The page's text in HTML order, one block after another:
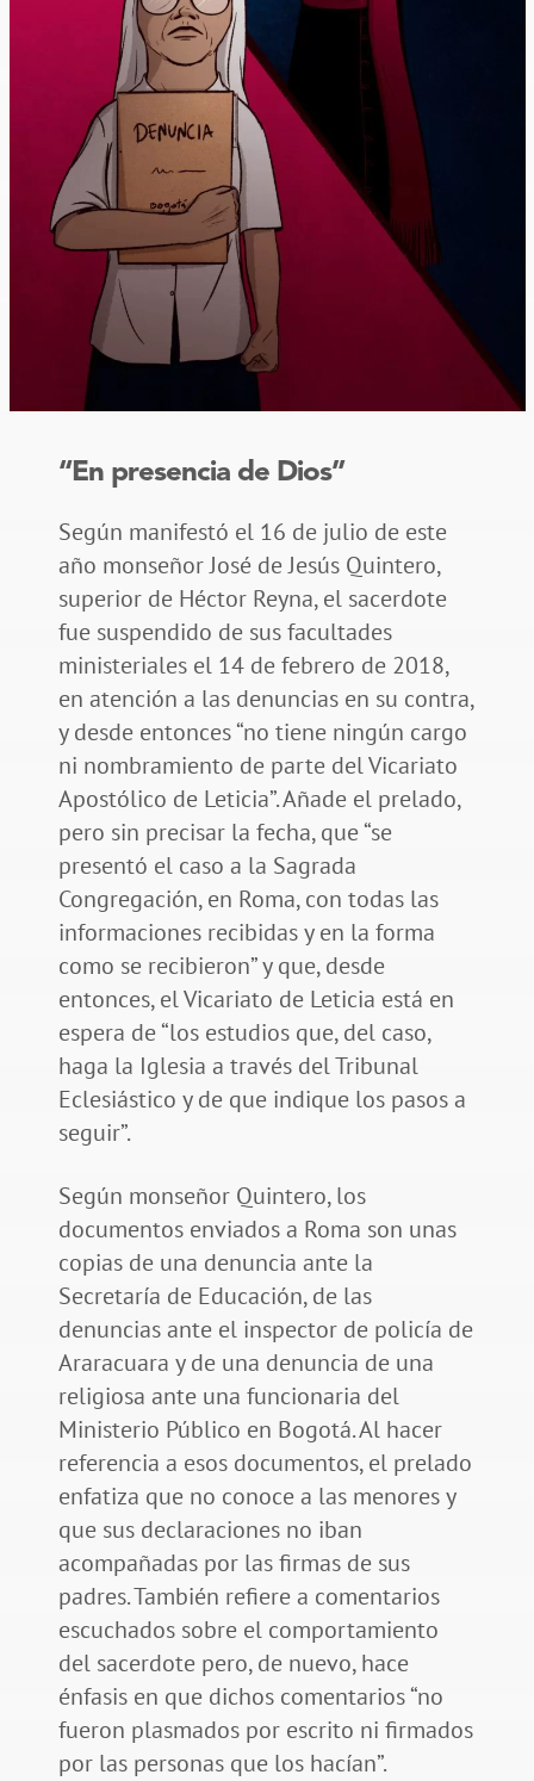
“En presencia de Dios”
Según manifestó el 16 de julio de este
año monseñor José de Jesús Quintero,
superior de Héctor Reyna, el sacerdote
fue suspendido de sus facultades
ministeriales el 14 de febrero de 2018,
en atención a las denuncias en su contra,
y desde entonces “no tiene ningún cargo
ni nombramiento de parte del Vicariato
Apostólico de Leticia”. Añade el prelado,
pero sin precisar la fecha, que “se
presentó el caso a la Sagrada
Congregación, en Roma, con todas las
informaciones recibidas y en la forma
como se recibieron” y que, desde
entonces, el Vicariato de Leticia está en
espera de “los estudios que, del caso,
haga la Iglesia a través del Tribunal
Eclesiástico y de que indique los pasos a
seguir”.
Según monseñor Quintero, los
documentos enviados a Roma son unas
copias de una denuncia ante la
Secretaría de Educación, de las
denuncias ante el inspector de policía de
Araracuara y de una denuncia de una
religiosa ante una funcionaria del
Ministerio Público en Bogotá. Al hacer
referencia a esos documentos, el prelado
enfatiza que no conoce a las menores y
que sus declaraciones no iban
acompañadas por las firmas de sus
padres. También refiere a comentarios
escuchados sobre el comportamiento
del sacerdote pero, de nuevo, hace
énfasis en que dichos comentarios “no
fueron plasmados por escrito ni firmados
por las personas que los hacían”.